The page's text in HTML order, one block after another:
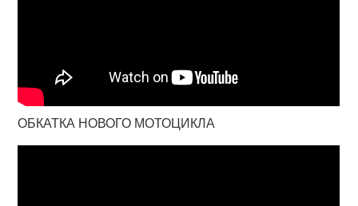
ОБКАТКА НОВОГО МОТОЦИКЛА